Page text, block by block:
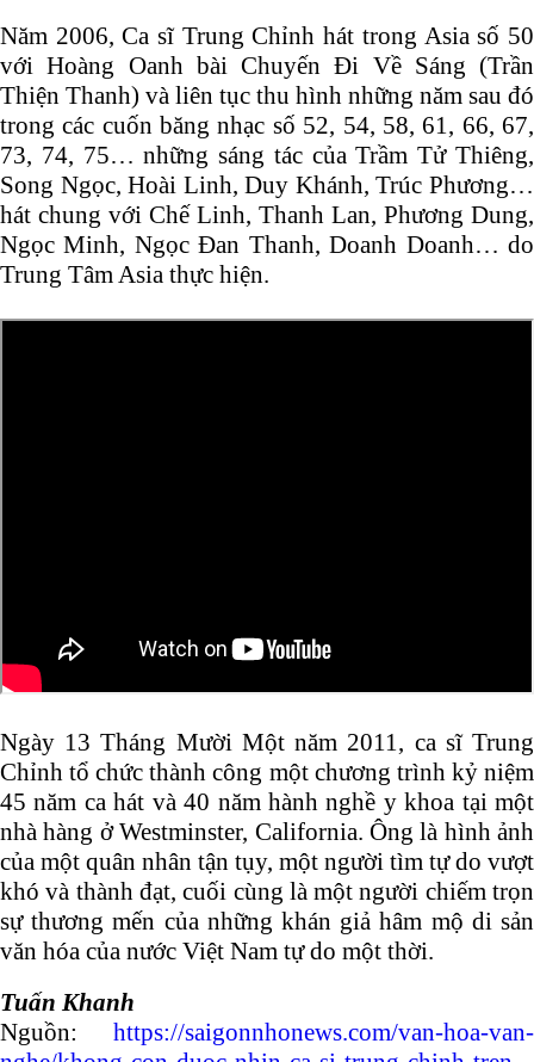
Năm 2006, Ca sĩ Trung Chỉnh hát trong Asia số 50
với Hoàng Oanh bài Chuyến Đi Về Sáng (Trần
Thiện Thanh) và liên tục thu hình những năm sau đó
trong các cuốn băng nhạc số 52, 54, 58, 61, 66, 67,
73, 74, 75… những sáng tác của Trầm Tử Thiêng,
Song Ngọc, Hoài Linh, Duy Khánh, Trúc Phương…
hát chung với Chế Linh, Thanh Lan, Phương Dung,
Ngọc Minh, Ngọc Đan Thanh, Doanh Doanh… do
Trung Tâm Asia thực hiện.
Ngày 13 Tháng Mười Một năm 2011, ca sĩ Trung
Chỉnh tổ chức thành công một chương trình kỷ niệm
45 năm ca hát và 40 năm hành nghề y khoa tại một
nhà hàng ở Westminster, California. Ông là hình ảnh
của một quân nhân tận tụy, một người tìm tự do vượt
khó và thành đạt, cuối cùng là một người chiếm trọn
sự thương mến của những khán giả hâm mộ di sản
văn hóa của nước Việt Nam tự do một thời.
Tuấn Khanh
Nguồn: https://saigonnhonews.com/van-hoa-van-